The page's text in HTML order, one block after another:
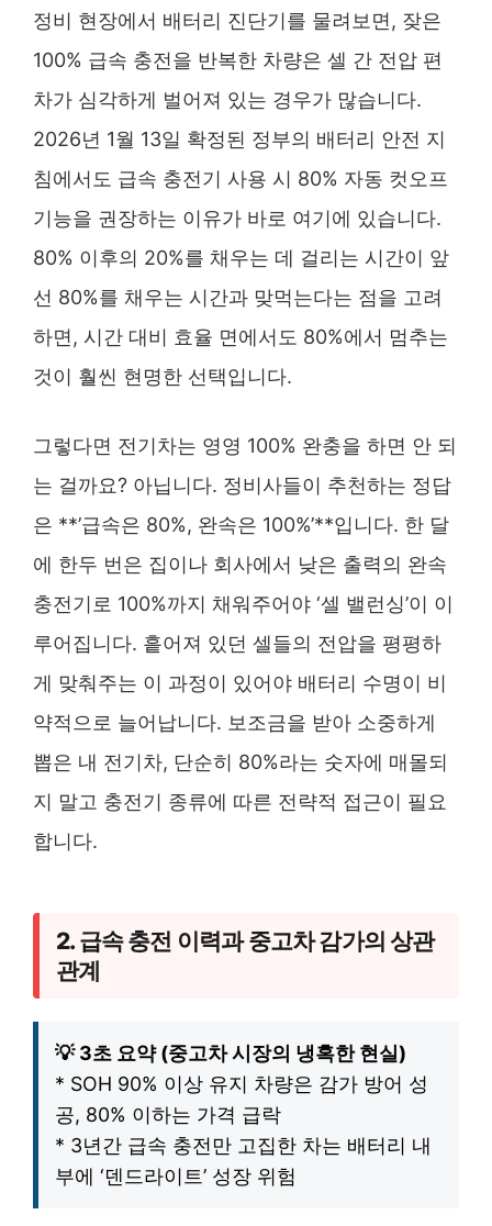
정비 현장에서 배터리 진단기를 물려보면, 잦은
100% 급속 충전을 반복한 차량은 셀 간 전압 편
차가 심각하게 벌어져 있는 경우가 많습니다.
2026년 1월 13일 확정된 정부의 배터리 안전 지
침에서도 급속 충전기 사용 시 80% 자동 컷오프
기능을 권장하는 이유가 바로 여기에 있습니다.
80% 이후의 20%를 채우는 데 걸리는 시간이 앞
선 80%를 채우는 시간과 맞먹는다는 점을 고려
하면, 시간 대비 효율 면에서도 80%에서 멈추는
것이 훨씬 현명한 선택입니다.
그렇다면 전기차는 영영 100% 완충을 하면 안 되
는 걸까요? 아닙니다. 정비사들이 추천하는 정답
은 **’급속은 80%, 완속은 100%’**입니다. 한 달
에 한두 번은 집이나 회사에서 낮은 출력의 완속
충전기로 100%까지 채워주어야 ‘셀 밸런싱’이 이
루어집니다. 흩어져 있던 셀들의 전압을 평평하
게 맞춰주는 이 과정이 있어야 배터리 수명이 비
약적으로 늘어납니다. 보조금을 받아 소중하게
뽑은 내 전기차, 단순히 80%라는 숫자에 매몰되
지 말고 충전기 종류에 따른 전략적 접근이 필요
합니다.
2. 급속 충전 이력과 중고차 감가의 상관
관계
💡 3초 요약 (중고차 시장의 냉혹한 현실)
* SOH 90% 이상 유지 차량은 감가 방어 성
공, 80% 이하는 가격 급락
* 3년간 급속 충전만 고집한 차는 배터리 내
부에 ‘덴드라이트’ 성장 위험